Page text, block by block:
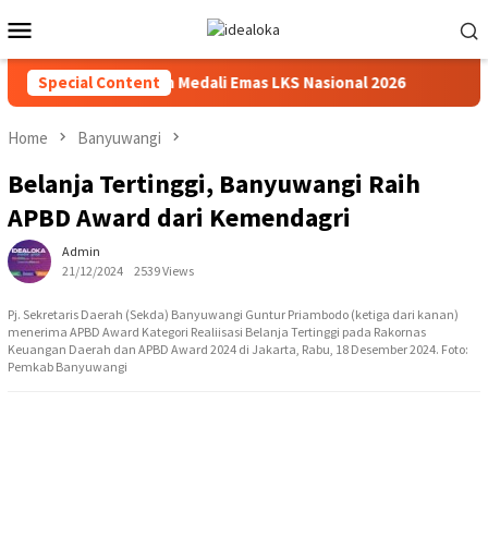
to
contentMenu
Special Content
Siswa Peraih Medali Emas LKS Nasional 2026
Home Banyuwangi
Belanja Tertinggi, Banyuwangi Raih
APBD Award dari Kemendagri
Admin
21/12/2024
2539 Views
Pj. Sekretaris Daerah (Sekda) Banyuwangi Guntur Priambodo (ketiga dari kanan)
menerima APBD Award Kategori Realiisasi Belanja Tertinggi pada Rakornas
Keuangan Daerah dan APBD Award 2024 di Jakarta, Rabu, 18 Desember 2024. Foto:
Pemkab Banyuwangi